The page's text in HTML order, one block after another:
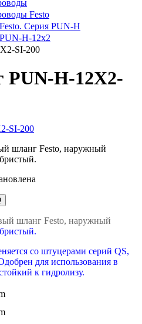
Festo
Серия PUN-Н
H-12x2
SI-200
H-12X2-
шланг Festo, наружный
шланг Festo, наружный
со штуцерами серий QS,
для использования в
к гидролизу.